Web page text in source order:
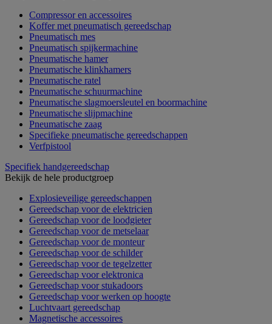
Compressor en accessoires
Koffer met pneumatisch gereedschap
Pneumatisch mes
Pneumatisch spijkermachine
Pneumatische hamer
Pneumatische klinkhamers
Pneumatische ratel
Pneumatische schuurmachine
Pneumatische slagmoersleutel en boormachine
Pneumatische slijpmachine
Pneumatische zaag
Specifieke pneumatische gereedschappen
Verfpistool
Specifiek handgereedschap
Bekijk de hele productgroep
Explosieveilige gereedschappen
Gereedschap voor de elektricien
Gereedschap voor de loodgieter
Gereedschap voor de metselaar
Gereedschap voor de monteur
Gereedschap voor de schilder
Gereedschap voor de tegelzetter
Gereedschap voor elektronica
Gereedschap voor stukadoors
Gereedschap voor werken op hoogte
Luchtvaart gereedschap
Magnetische accessoires